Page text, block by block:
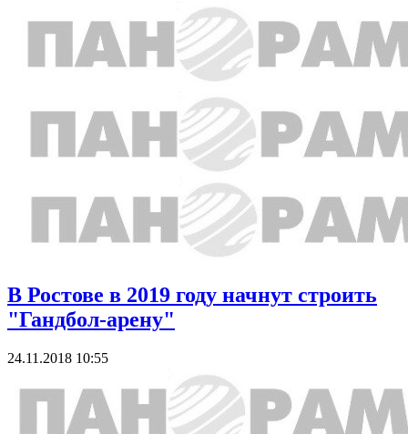
В Ростове в 2019 году начнут строить
"Гандбол-арену"
24.11.2018 10:55